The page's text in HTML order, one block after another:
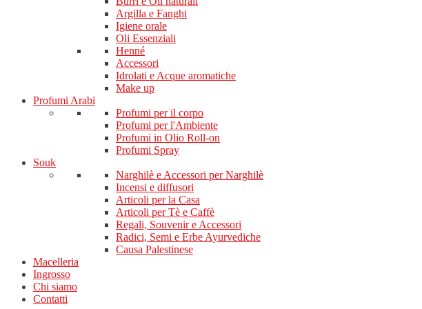
Argilla e Fanghi
Igiene orale
Oli Essenziali
Henné
Accessori
Idrolati e Acque aromatiche
Make up
Profumi Arabi
Profumi per il corpo
Profumi per l'Ambiente
Profumi in Olio Roll-on
Profumi Spray
Souk
Narghilè e Accessori per Narghilè
Incensi e diffusori
Articoli per la Casa
Articoli per Tè e Caffè
Regali, Souvenir e Accessori
Radici, Semi e Erbe Ayurvediche
Causa Palestinese
Macelleria
Ingrosso
Chi siamo
Contatti